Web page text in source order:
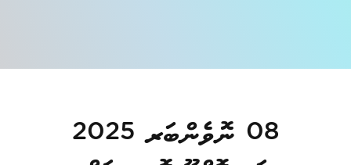
08 ނޮވެންބަރ 2025